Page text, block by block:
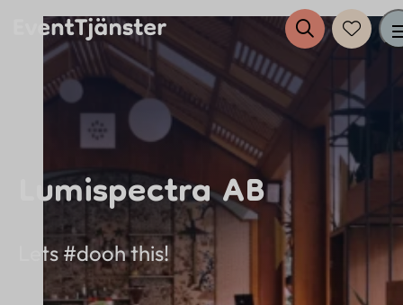
Tjänster
Evenemang
Eventplanering
Anslut dig till EventTjänster
Lumispectra AB
Lets #dooh this!